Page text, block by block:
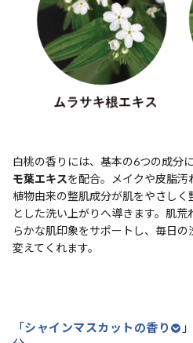
白桃の香りには、基本の6つの成分
モ葉エキスを配合。メイクや皮脂汚
植物由来の整肌成分が肌をやさしく
とした洗い上がりへ導きます。肌荒
らかな肌印象をサポートし、毎日
変えてくれます。
「シャインマスカットの香り